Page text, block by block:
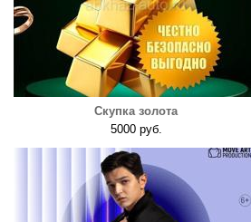
Скупка золота
5000 руб.